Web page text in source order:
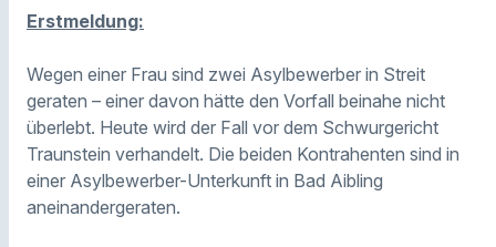
Erstmeldung:
Wegen einer Frau sind zwei Asylbewerber in Streit
geraten – einer davon hätte den Vorfall beinahe nicht
überlebt. Heute wird der Fall vor dem Schwurgericht
Traunstein verhandelt. Die beiden Kontrahenten sind in
einer Asylbewerber-Unterkunft in Bad Aibling
aneinandergeraten.